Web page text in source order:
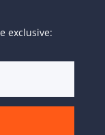
exclusive: